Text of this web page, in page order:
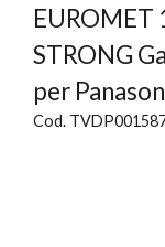
EUROMET
STRONG
per
Cod.